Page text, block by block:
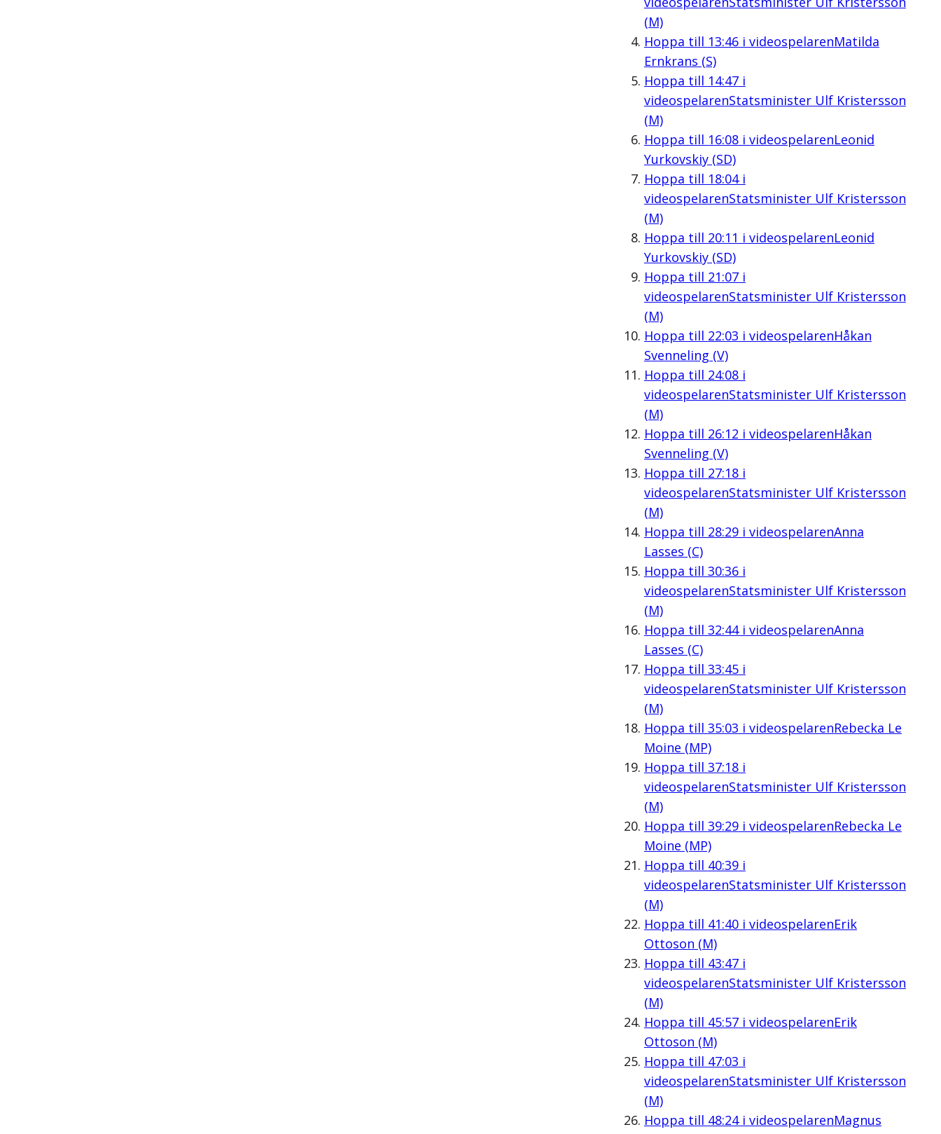
(M)
Hoppa till 13:46i videospelarenMatilda
Ernkrans (S)
Hoppa till 14:47i
videospelarenStatsminister Ulf Kristersson
(M)
Hoppa till 16:08i videospelarenLeonid
Yurkovskiy (SD)
Hoppa till 18:04i
videospelarenStatsminister Ulf Kristersson
(M)
Hoppa till 20:11 i videospelarenLeonid
Yurkovskiy (SD)
Hoppa till 21:07i
videospelarenStatsminister Ulf Kristersson
(M)
Hoppa till 22:03 i videospelarenHåkan
Svenneling (V)
Hoppa till 24:08i
videospelarenStatsminister Ulf Kristersson
(M)
Hoppa till 26:12 i videospelarenHåkan
Svenneling (V)
Hoppa till 27:18i
videospelarenStatsminister Ulf Kristersson
(M)
Hoppa till 28:29i videospelarenAnna
Lasses (C)
Hoppa till 30:36i
videospelarenStatsminister Ulf Kristersson
(M)
Hoppa till 32:44i videospelarenAnna
Lasses (C)
Hoppa till 33:45i
videospelarenStatsminister Ulf Kristersson
(M)
Hoppa till 35:03 i videospelarenRebecka Le
Moine (MP)
Hoppa till 37:18i
videospelarenStatsminister Ulf Kristersson
(M)
Hoppa till 39:29i videospelarenRebecka Le
Moine (MP)
Hoppa till 40:39i
videospelarenStatsminister Ulf Kristersson
(M)
Hoppa till 41:40i videospelarenErik
Ottoson (M)
Hoppa till 43:47i
videospelarenStatsminister Ulf Kristersson
(M)
Hoppa till 45:57i videospelarenErik
Ottoson (M)
Hoppa till 47:03 i
videospelarenStatsminister Ulf Kristersson
(M)
Hoppa till 48:24i videospelarenMagnus